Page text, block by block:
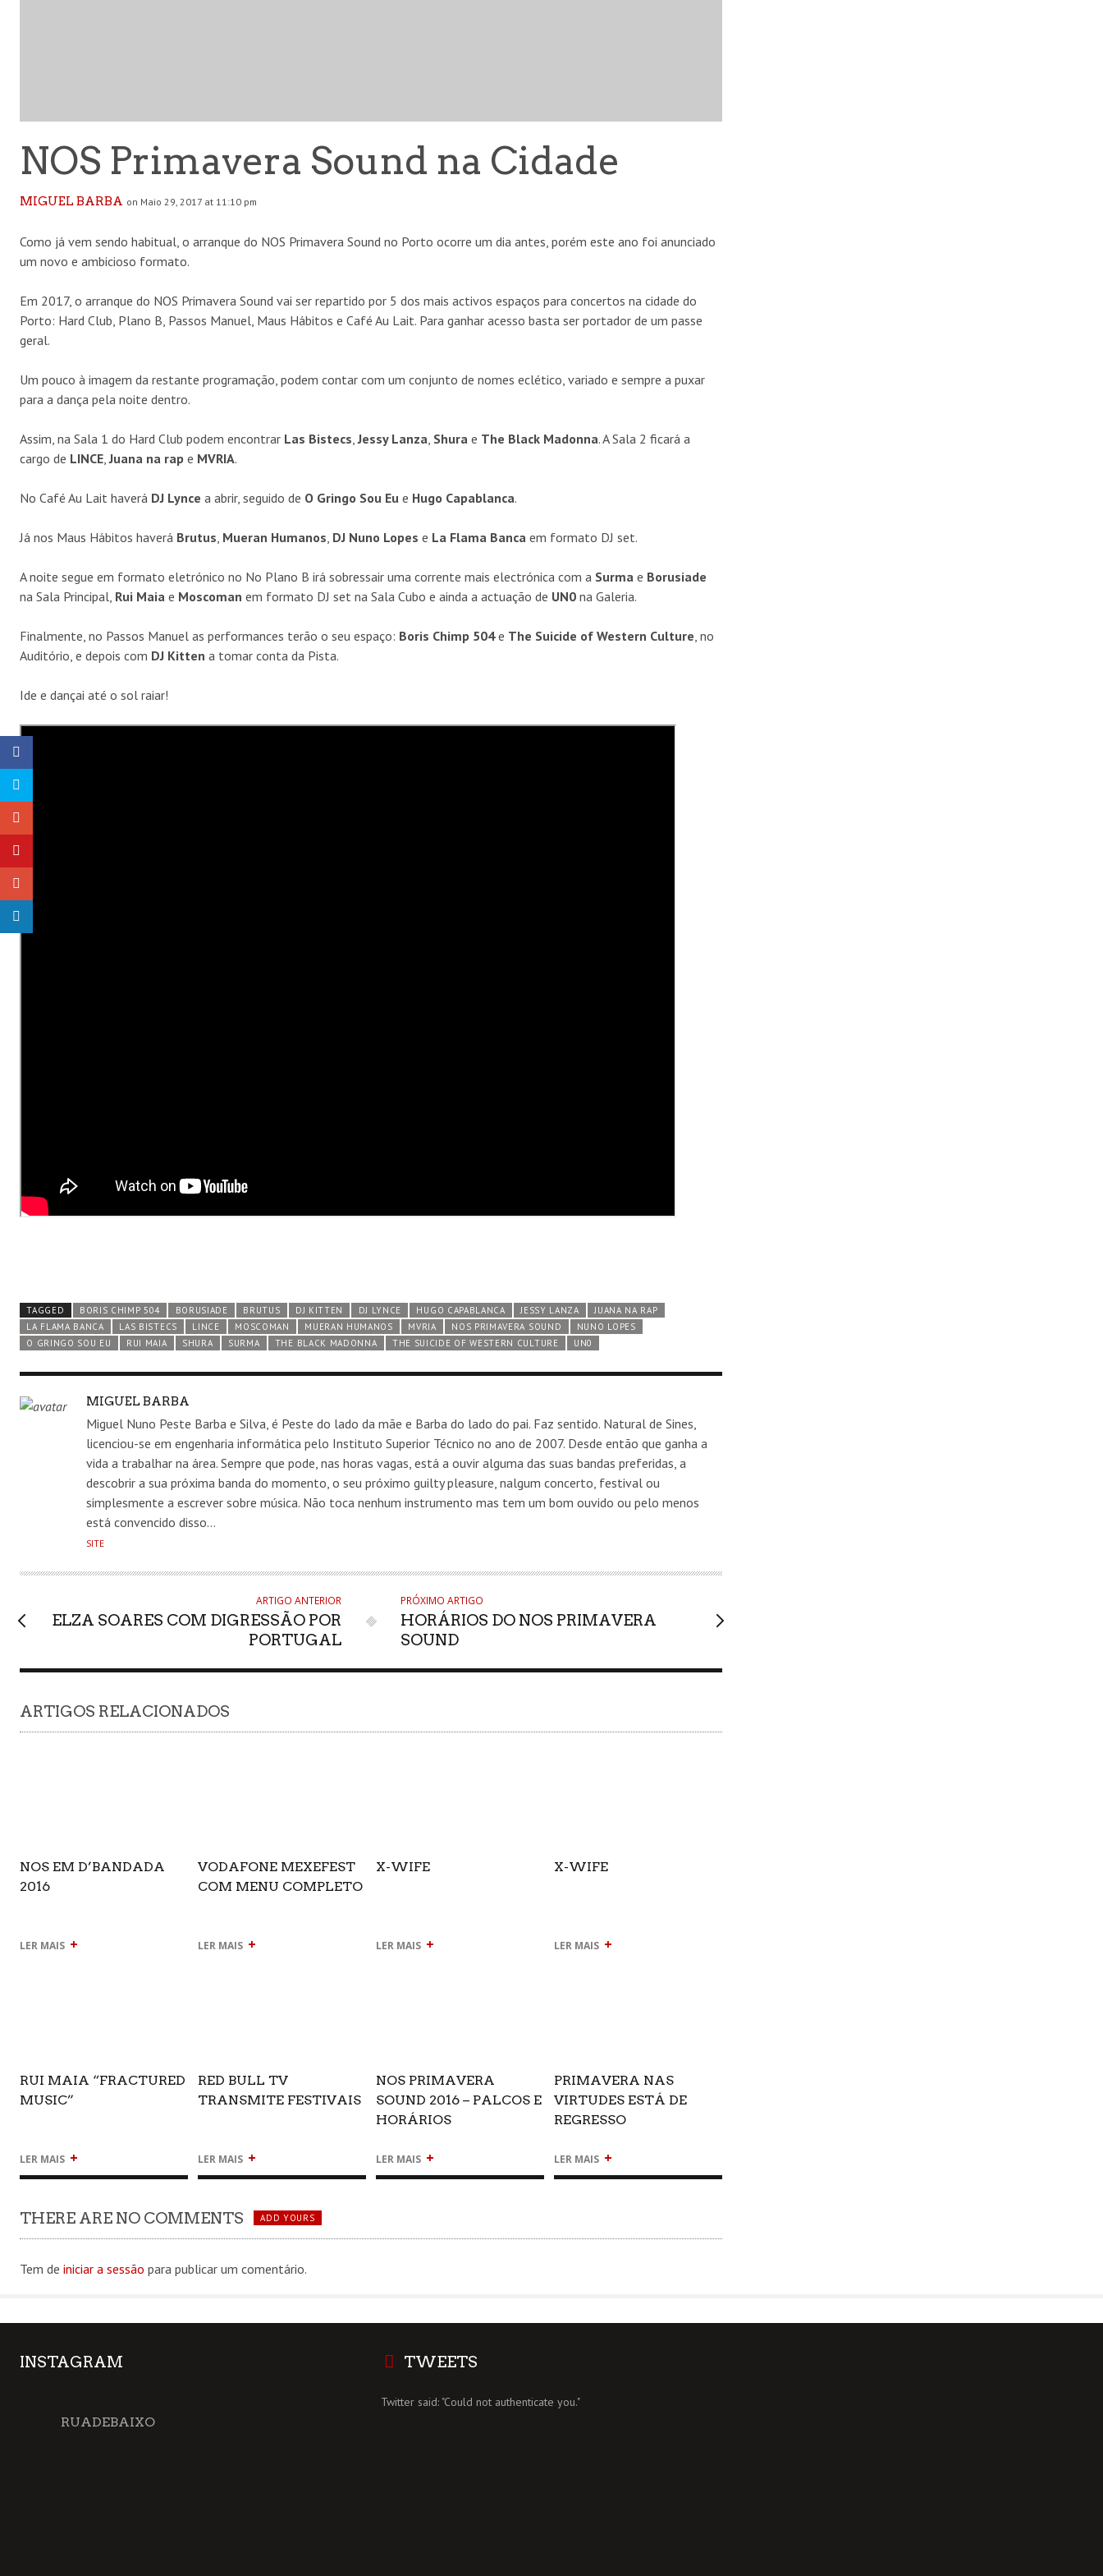
NOS Primavera Sound na Cidade
MIGUEL BARBA on Maio 29, 2017 at 11:10 pm
Como já vem sendo habitual, o arranque do NOS Primavera Sound no Porto ocorre um dia antes, porém este ano foi anunciado
um novo e ambicioso formato.
Em 2017, o arranque do NOS Primavera Sound vai ser repartido por 5 dos mais activos espaços para concertos na cidade do
Porto: Hard Club, Plano B, Passos Manuel, Maus Hábitos e Café Au Lait. Para ganhar acesso basta ser portador de um passe
geral.
Um pouco à imagem da restante programação, podem contar com um conjunto de nomes eclético, variado e sempre a puxar
para a dança pela noite dentro.
Assim, na Sala 1 do Hard Club podem encontrar Las Bistecs,Jessy Lanza, Shura e The Black Madonna. A Sala 2 ficará a
cargo de LINCE,Juana na rap e MVRIA.
No Café Au Lait haverá DJ Lynce a abrir, seguido de O Gringo Sou Eu e Hugo Capablanca.
Já nos Maus Hábitos haverá Brutus, Mueran Humanos, DJ Nuno Lopes e La Flama Banca em formato DJ set.
A noite segue em formato eletrónico no No Plano B irá sobressair uma corrente mais electrónica com a Surma e Borusiade
na Sala Principal, Rui Maia e Moscoman em formato DJ set na Sala Cubo e ainda a actuação de UN0 na Galeria.
Finalmente, no Passos Manuel as performances terão o seu espaço: Boris Chimp 504e The Suicide of Western Culture, no
Auditório, e depois com DJ Kitten a tomar conta da Pista.
Ide e dançai até o sol raiar!
TAGGED BORIS CHIMP 504 BORUSIADE BRUTUS DJ KITTEN DJ LYNCE HUGO CAPABLANCA JESSY LANZA
JUANA NA RAP
LA FLAMA BANCA
LAS BISTECS LINCE MOSCOMAN MUERAN HUMANOS MVRIA NOS PRIMAVERA SOUND
NUNO LOPES
O GRINGO SOU EU
RUI MAIA SHURA SURMA THE BLACK MADONNA THE SUICIDE OF WESTERN CULTURE UN0
AUTHOR
MIGUEL BARBA
Miguel Nuno Peste Barba e Silva, é Peste do lado da mãe e Barba do lado do pai. Faz sentido. Natural de Sines,
licenciou-se em engenharia informática pelo Instituto Superior Técnico no ano de 2007. Desde então que ganha a
vida a trabalhar na área. Sempre que pode, nas horas vagas, está a ouvir alguma das suas bandas preferidas, a
descobrir a sua próxima banda do momento, o seu próximo guilty pleasure, nalgum concerto, festival ou
simplesmente a escrever sobre música. Não toca nenhum instrumento mas tem um bom ouvido ou pelo menos
está convencido disso…
SITE
ARTIGO ANTERIOR
ELZA SOARES COM DIGRESSÃO POR
PORTUGAL
PRÓXIMO ARTIGO
HORÁRIOS DO NOS PRIMAVERA
SOUND
ARTIGOS RELACIONADOS
NOS EM D’BANDADA
2016
LER MAIS +
VODAFONE MEXEFEST
COM MENU COMPLETO
LER MAIS +
X-WIFE
LER MAIS +
X-WIFE
LER MAIS +
RUI MAIA “FRACTURED
MUSIC”
LER MAIS +
RED BULL TV
TRANSMITE FESTIVAIS
LER MAIS +
NOS PRIMAVERA
SOUND 2016 – PALCOS E
HORÁRIOS
LER MAIS +
PRIMAVERA NAS
VIRTUDES ESTÁ DE
REGRESSO
LER MAIS +
THERE ARE NO COMMENTS ADD YOURS
Tem de iniciar a sessão para publicar um comentário.
INSTAGRAM
RUADEBAIXO
TWEETS
Twitter said: "Could not authenticate you."